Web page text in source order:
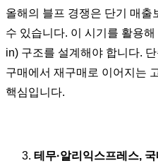
올해의 블프 경쟁은 단기 매
수 있습니다. 이 시기를 활용
in) 구조를 설계해야 합니다.
구매에서 재구매로 이어지는
핵심입니다.
테무·알리익스프레스,